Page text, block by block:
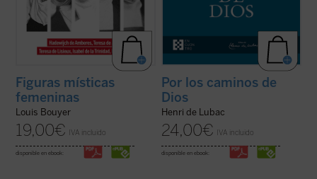
Figuras místicas
femeninas
Louis Bouyer
19,00€ IVA incluido
disponible en ebook:
Por los caminos de
Dios
Henri de Lubac
24,00€ IVA incluido
disponible en ebook: